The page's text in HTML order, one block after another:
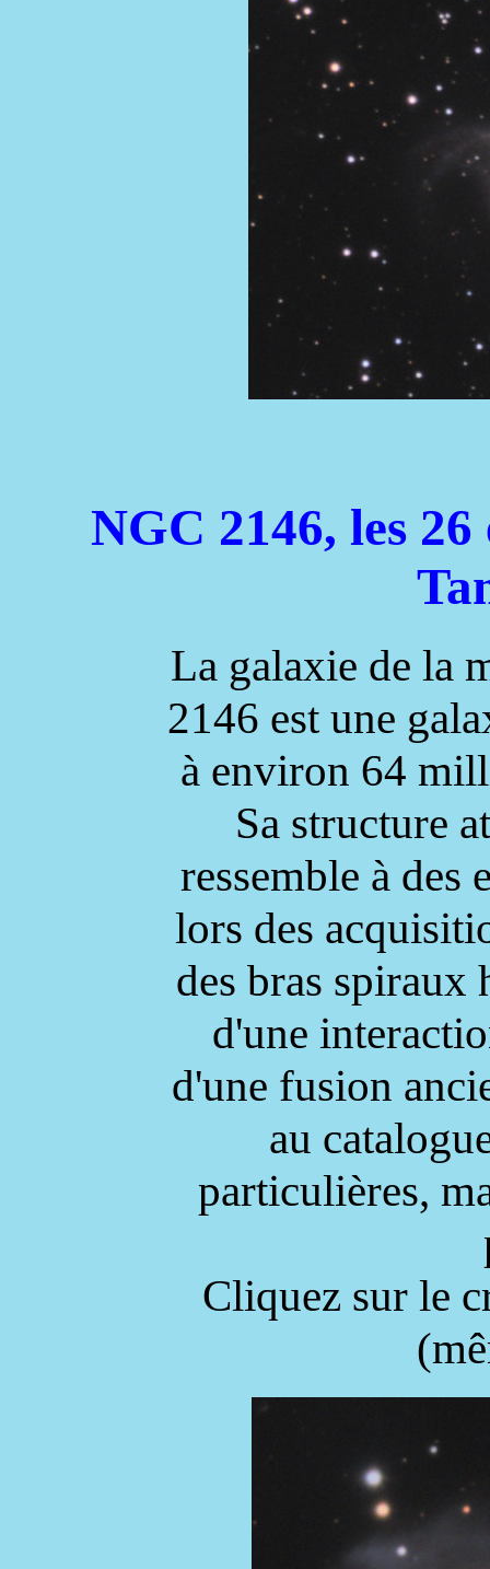
NGC 2146, les
La galaxie de la
2146 est une
à environ 64
Sa structure
ressemble à des
lors des
des bras spiraux
d'une
d'une fusion
au
particulières,
Cliquez sur le